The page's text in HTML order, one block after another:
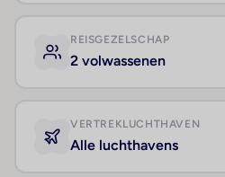
REISGEZELSCHAP
2 volwassenen
VERTREKLUCHTHAVEN
Alle luchthavens